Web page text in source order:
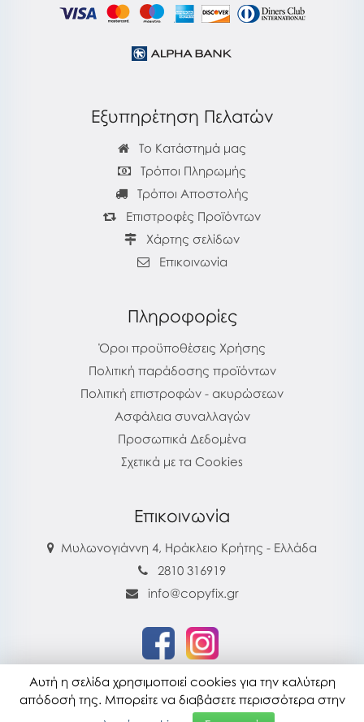
Εξυπηρέτηση Πελατών
Το Κατάστημά μας
Τρόποι Πληρωμής
Τρόποι Αποστολής
Επιστροφές Προϊόντων
Χάρτης σελίδων
Επικοινωνία
Πληροφορίες
Όροι προϋποθέσεις Χρήσης
Πολιτική παράδοσης προϊόντων
Πολιτική επιστροφών - ακυρώσεων
Ασφάλεια συναλλαγών
Προσωπικά Δεδομένα
Σχετικά με τα Cookies
Επικοινωνία
Μυλωνογιάννη 4, Ηράκλειο Κρήτης - Ελλάδα
2810 316919
info@copyfix.gr
copyfix.gr © 2026
Τελευταία ενημέρωση : 28-07-2026 16:22
Αυτή η σελίδα χρησιμοποιεί cookies για την καλύτερη
απόδοσή της. Μπορείτε να διαβάσετε περισσότερα στην